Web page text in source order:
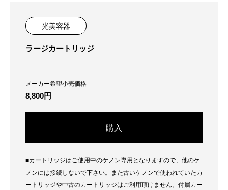
光美容器
ラージカートリッジ
メーカー希望小売価格
8,800円
購入
■カートリッジはご使用中のケノン専用となりますので、他のケ
ノンには接続しないで下さい。また古いケノンで使われていたカ
ートリッジや中古のカートリッジはご利用頂けません。付属カー